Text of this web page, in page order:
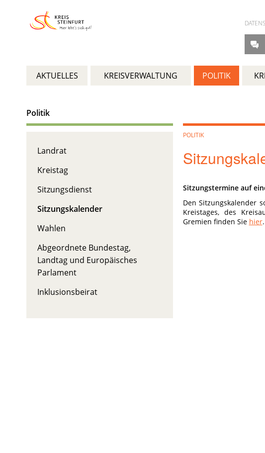
AKTUELLES KREISVERWALTUNG POLITIK
Politik
Landrat
Kreistag
Sitzungsdienst
Sitzungskalender
Wahlen
Abgeordnete Bundestag,
Landtag und Europäisches
Parlament
Inklusionsbeirat
POLITIK
Sitzungstermine auf
Den Sitzungskalender
Kreistages, des
Gremien finden Sie hier.